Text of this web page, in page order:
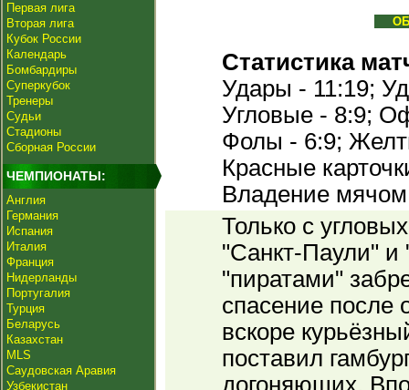
Первая лига
Вторая лига
Кубок России
Календарь
Бомбардиры
Суперкубок
Тренеры
Судьи
Стадионы
Сборная России
ЧЕМПИОНАТЫ:
Англия
Германия
Испания
Италия
Франция
Нидерланды
Португалия
Турция
Беларусь
Казахстан
MLS
Саудовская Аравия
Узбекистан
Статистика
Удары - 11:19;
Угловые - 8:9;
Фолы - 6:9;
Красные
Владение
Только с
"Санкт-Паули" и
"пиратами"
спасение после
вскоре
поставил
догоняющих.